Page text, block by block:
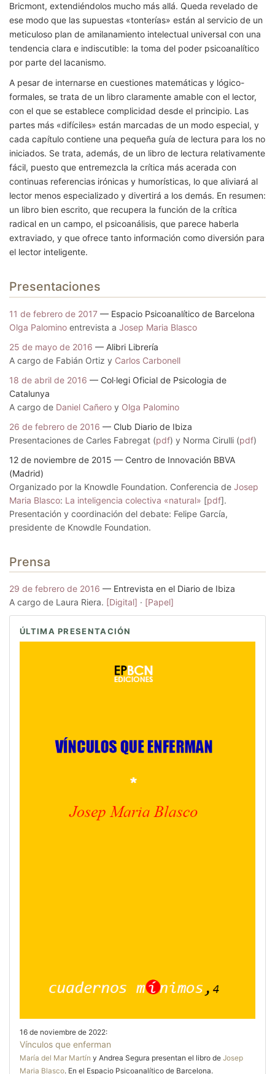
Bricmont, extendiéndolos mucho más allá. Queda revelado de
ese modo que las supuestas «tonterías» están al servicio de un
meticuloso plan de amilanamiento intelectual universal con una
tendencia clara e indiscutible: la toma del poder psicoanalítico
por parte del lacanismo.
A pesar de internarse en cuestiones matemáticas y lógico-
formales, se trata de un libro claramente amable con el lector,
con el que se establece complicidad desde el principio. Las
partes más «difíciles» están marcadas de un modo especial, y
cada capítulo contiene una pequeña guía de lectura para los no
iniciados. Se trata, además, de un libro de lectura relativamente
fácil, puesto que entremezcla la crítica más acerada con
continuas referencias irónicas y humorísticas, lo que aliviará al
lector menos especializado y divertirá a los demás. En resumen:
un libro bien escrito, que recupera la función de la crítica
radical en un campo, el psicoanálisis, que parece haberla
extraviado, y que ofrece tanto información como diversión para
el lector inteligente.
Presentaciones
11 de febrero de 2017 — Espacio Psicoanalítico de Barcelona
Olga Palomino entrevista a Josep Maria Blasco
25 de mayo de 2016 — Alibri Librería
A cargo de Fabián Ortiz y Carlos Carbonell
18 de abril de 2016 — Col·legi Oficial de Psicologia de
Catalunya
A cargo de Daniel Cañero y Olga Palomino
26 de febrero de 2016 — Club Diario de Ibiza
Presentaciones de Carles Fabregat (pdf) y Norma Cirulli (pdf)
12 de noviembre de 2015 — Centro de Innovación BBVA
(Madrid)
Organizado por la Knowdle Foundation. Conferencia de Josep
Maria Blasco: La inteligencia colectiva «natural» [pdf].
Presentación y coordinación del debate: Felipe García,
presidente de Knowdle Foundation.
Prensa
29 de febrero de 2016 — Entrevista en el Diario de Ibiza
A cargo de Laura Riera. [Digital] · [Papel]
ÚLTIMA PRESENTACIÓN
16 de noviembre de 2022:
Vínculos que enferman
María del Mar Martín y Andrea Segura presentan el libro de Josep
Maria Blasco. En el Espacio Psicoanalítico de Barcelona.